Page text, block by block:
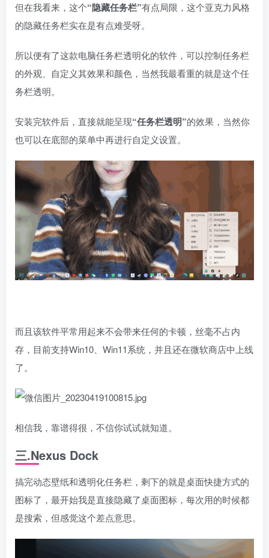
但在我看来，这个“隐藏任务栏”有点局限，这个亚克力风格
的隐藏任务栏实在是有点难受呀。
所以便有了这款电脑任务栏透明化的软件，可以控制任务栏
的外观、自定义其效果和颜色，当然我最看重的就是这个任
务栏透明。
安装完软件后，直接就能呈现“任务栏透明”的效果，当然你
也可以在底部的菜单中再进行自定义设置。
而且该软件平常用起来不会带来任何的卡顿，丝毫不占内
存，目前支持Win10、Win11系统，并且还在微软商店中上线
了。
相信我，靠谱得很，不信你试试就知道。
三.Nexus Dock
搞完动态壁纸和透明化任务栏，剩下的就是桌面快捷方式的
图标了，最开始我是直接隐藏了桌面图标，每次用的时候都
是搜索，但感觉这个差点意思。